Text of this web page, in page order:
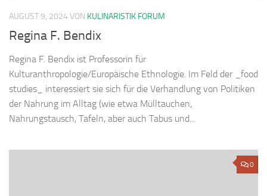
AUGUST 9, 2024 VON KULINARISTIK FORUM
Regina F. Bendix
Regina F. Bendix ist Professorin für
Kulturanthropologie/Europäische Ethnologie. Im Feld der _food
studies_ interessiert sie sich für die Verhandlung von Politiken
der Nahrung im Alltag (wie etwa Mülltauchen,
Nahrungstausch, Tafeln, aber auch Tabus und...
0